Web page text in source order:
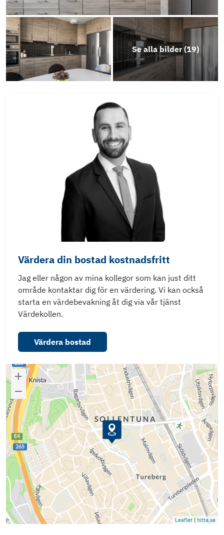
Se alla bilder (19)
Värdera din bostad kostnadsfritt
Jag eller någon av mina kollegor som kan just ditt
område kontaktar dig för en värdering. Vi kan också
starta en värdebevakning åt dig via vår tjänst
Värdekollen.
Värdera bostad
Leaflet | hitta.se